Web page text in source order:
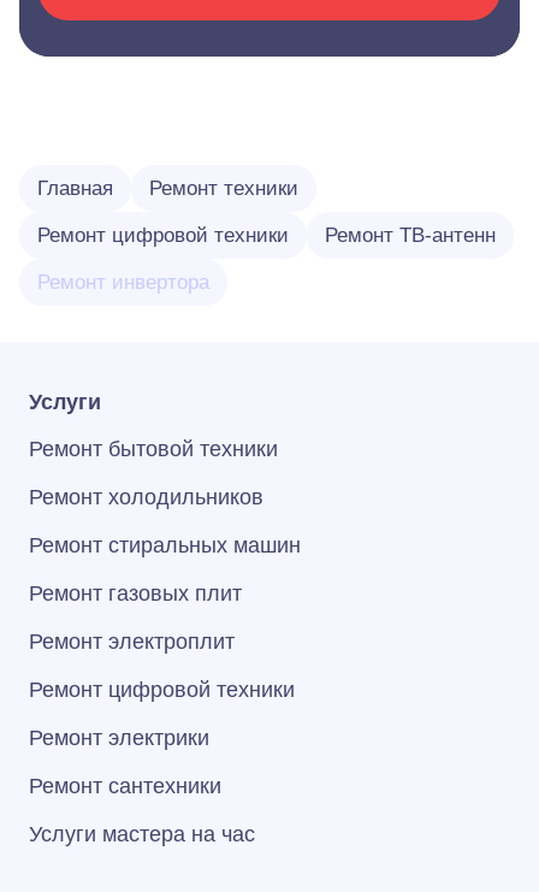
Главная Ремонт техники
Ремонт цифровой техники Ремонт ТВ-антенн
Ремонт инвертора
Услуги
Ремонт бытовой техники
Ремонт холодильников
Ремонт стиральных машин
Ремонт газовых плит
Ремонт электроплит
Ремонт цифровой техники
Ремонт электрики
Ремонт сантехники
Услуги мастера на час